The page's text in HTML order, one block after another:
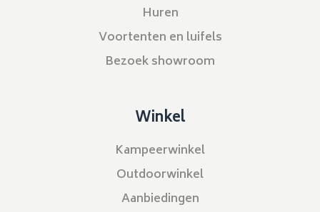
Huren
Voortenten en luifels
Bezoek showroom
Winkel
Kampeerwinkel
Outdoorwinkel
Aanbiedingen